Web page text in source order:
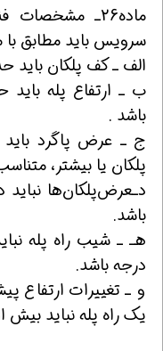
ماده26ـ
سرویس باید مطابق با
الف ـ کف پلکان باید حداقل 33
باشد .
پلکان یا بیشتر،
باشد.
درجه باشد.
و ـ تغییرات ارتفاع
یک راه پله نباید بیش از 6 میلیمتر